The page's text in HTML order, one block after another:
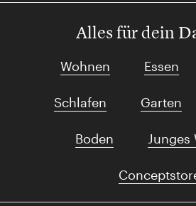
Alles für dein
Wohnen Essen
Schlafen Garten
Boden Junges